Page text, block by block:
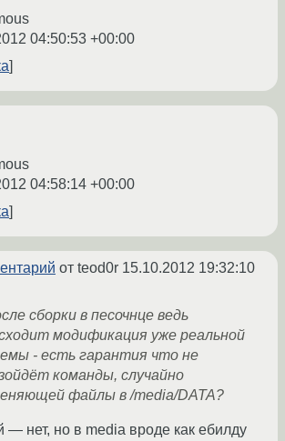
04:50:53 +00:00
04:58:14 +00:00
от teod0r 15.10.2012 19:32:10
сборки в песочнце ведь
модификация уже реальной
- есть гарантия что не
команды, случайно
файлы в /media/DATA?
— нет, но в media вроде как ебилду